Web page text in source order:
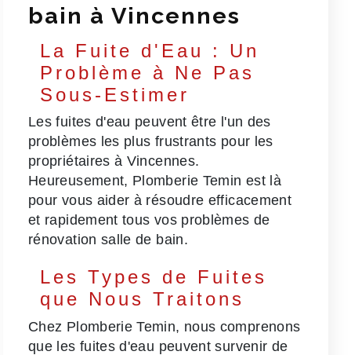
bain à Vincennes
La Fuite d'Eau : Un
Problème à Ne Pas
Sous-Estimer
Les fuites d'eau peuvent être l'un des
problèmes les plus frustrants pour les
propriétaires à Vincennes.
Heureusement, Plomberie Temin est là
pour vous aider à résoudre efficacement
et rapidement tous vos problèmes de
rénovation salle de bain.
Les Types de Fuites
que Nous Traitons
Chez Plomberie Temin, nous comprenons
que les fuites d'eau peuvent survenir de